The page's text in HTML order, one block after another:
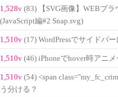
1,528v (83) 【SVG画像】WEBブ
(JavaScript編#2 Snap.svg)
1,510v (17) WordPressでサイドバ
1,510v (46) iPhoneでhover時アニ
1,510v (54) <span
う分ける？